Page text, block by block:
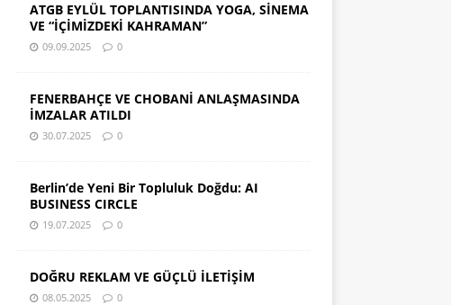
ATGB EYLÜL TOPLANTISINDA YOGA, SİNEMA
VE “İÇİMİZDEKİ KAHRAMAN”
09.09.2025 0
FENERBAHÇE VE CHOBANİ ANLAŞMASINDA
İMZALAR ATILDI
30.07.2025 0
Berlin’de Yeni Bir Topluluk Doğdu: AI
BUSINESS CIRCLE
19.07.2025 0
DOĞRU REKLAM VE GÜÇLÜ İLETİŞİM
08.05.2025 0